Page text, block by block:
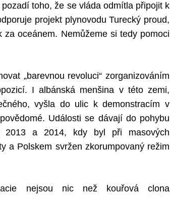
toho, že se vláda odmítla připojit k
projekt plynovodu Turecký proud,
oceánem. Nemůžeme si tedy pomoci
„barevnou revoluci“ zorganizováním
I albánská menšina v této zemi,
vyšla do ulic k demonstracím v
Události se dávají do pohybu
2013 a 2014, kdy byl při masových
a Polskem svržen zkorumpovaný režim
nejsou nic než kouřová clona